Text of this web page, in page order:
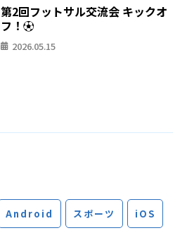
第2回フットサル交流会 キックオ
フ！⚽
2026.05.15
Android スポーツ iOS